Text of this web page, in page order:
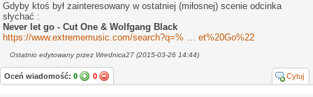
Gdyby ktoś był zainteresowany w ostatniej (miłosnej) scenie odcinka
słychać :
Never let go - Cut One & Wolfgang Black
https://www.extrememusic.com/search?q=%
et%20Go%22
Ostatnio edytowany przez Wrednica27 (2015-03-26 14:44)
Oceń wiadomość: 0 0 Cytuj